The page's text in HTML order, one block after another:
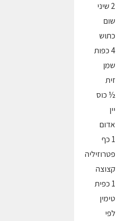
2 שיני
שום
כתוש
4 כפות
שמן
זית
½ כוס
יין
אדום
1 כף
פטרוזיליה
קצוצה
1 כפית
טימין
לפי